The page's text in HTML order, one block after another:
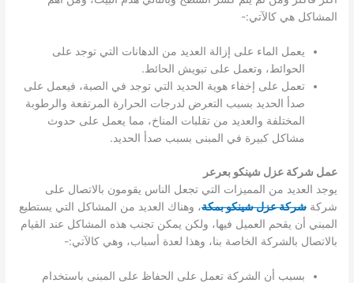
المشاكل هي كالآتي:-
يعمل الماء على إزالة العديد من الدهانات التي توجد على
الحوائط، وتعمل على تبويش الحائط.
تعمل على إخفاء هوية الحديد التي توجد في الصبة، فيعمل على
صدأ الحديد بسبب التعرض لدرجات الحرارة المرتفعة والرطوبة
المختلفة والعديد من تقلبات المناخ، مما يعمل على حدوث
مشاكل كبيرة في المبنى بسبب صدأ الحديد.
عمل شركة عزل شينكو بعرعر
يوجد العديد من المميزات التي تجعل الناس يقومون بالاتصال على
شركةشركة عزل شينكو بمكة، وهناك العديد من المشاكل التي يستطيع
المبني أن يقحم العميل فيها، ولكن يمكن تجنب هذه المشاكل عند القيام
بالاتصال بالشركة الخاصة بنا، وهذا لعدة أسباب، وهي كالآتي:-
بسبب أن الشركة تعمل على الحفاظ على المبنى باستخدام